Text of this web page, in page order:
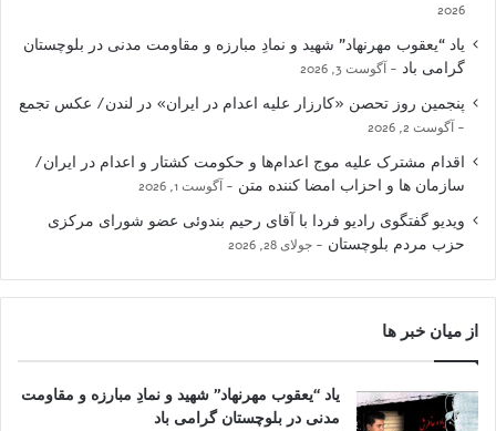
2026
یاد “یعقوب مهرنهاد” شهید و نمادِ مبارزه و مقاومت مدنی در بلوچستان
گرامی باد
آگوست 3, 2026
پنجمین روز تحصن «کارزار علیه اعدام در ایران» در لندن/ عکس تجمع
آگوست 2, 2026
اقدام مشترک علیه موج اعدام‌ها و حکومت کشتار و اعدام در ایران/
سازمان ها و احزاب امضا کننده متن
آگوست 1, 2026
ویدیو گفتگوی رادیو فردا با آقای رحیم بندوئی عضو شورای مرکزی
حزب مردم بلوچستان
جولای 28, 2026
از میان خبر ها
یاد “یعقوب مهرنهاد” شهید و نمادِ مبارزه و مقاومت
مدنی در بلوچستان گرامی باد